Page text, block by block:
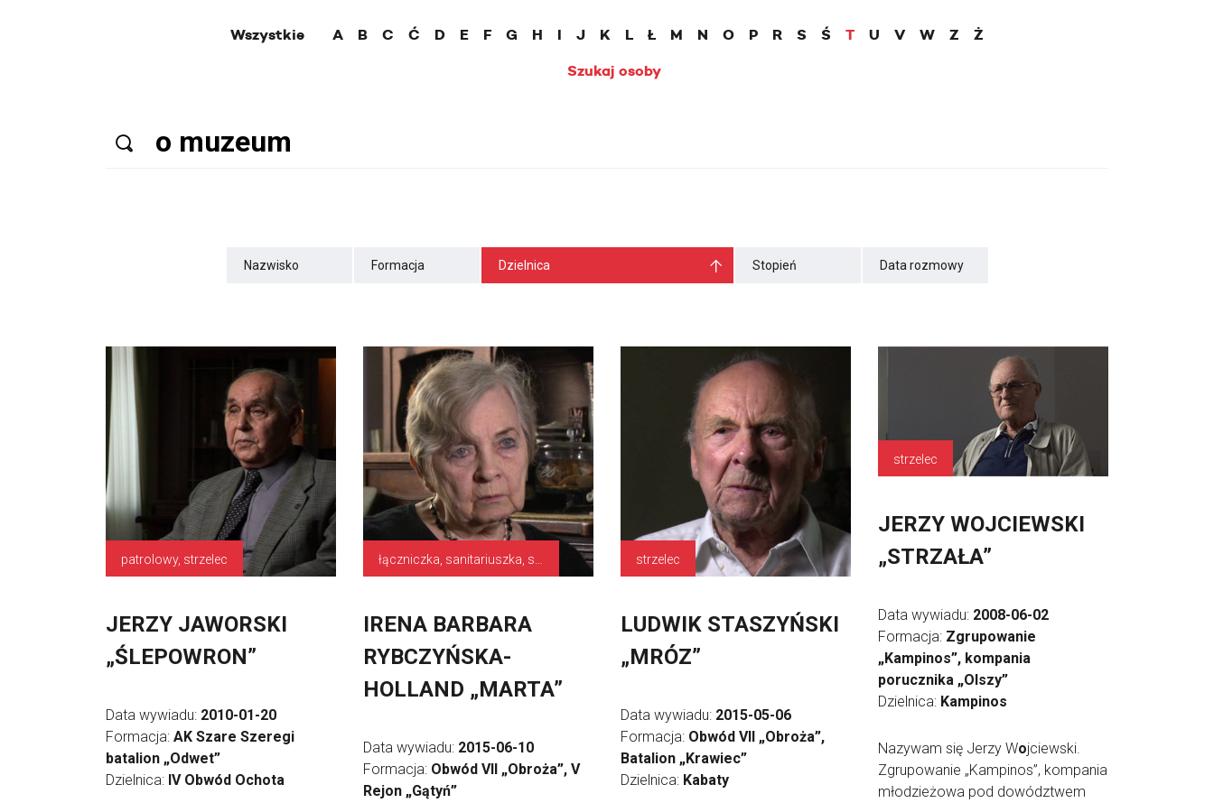
Wszystkie A B C Ć D E F G H I J K L Ł M N O P R S Ś T U V W Z
Ż
Szukaj osoby
Nazwisko Formacja Dzielnica Stopień Data rozmowy
patrolowy, strzelec
JERZY JAWORSKI
„ŚLEPOWRON”
Data wywiadu: 2010-01-20
Formacja: AK Szare Szeregi
batalion „Odwet”
Dzielnica: IV Obwód Ochota
IRENA BARBARA
RYBCZYŃSKA-
HOLLAND „MARTA”
Data wywiadu: 2015-06-10
Formacja: Obwód VII „Obroża”, V
Rejon „Gątyń”
strzelec
LUDWIK STASZYŃSKI
„MRÓZ”
Data wywiadu: 2015-05-06
Formacja: Obwód VII „Obroża”,
Batalion „Krawiec”
Dzielnica: Kabaty
strzelec
JERZY WOJCIEWSKI
„STRZAŁA”
Data wywiadu: 2008-06-02
Formacja: Zgrupowanie
„Kampinos”, kompania
porucznika „Olszy”
Dzielnica: Kampinos
Nazywam się Jerzy Wojciewski.
Zgrupowanie „Kampinos”, kompania
młodzieżowa pod dowództwem